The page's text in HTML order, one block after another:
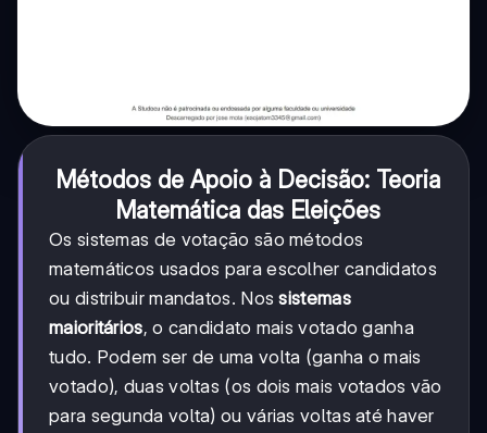
Métodos de Apoio à Decisão: Teoria
Matemática das Eleições
Os sistemas de votação são métodos
matemáticos usados para escolher candidatos
ou distribuir mandatos. Nossistemas
maioritários, o candidato mais votado ganha
tudo. Podem ser de uma volta (ganha o mais
votado), duas voltas (os dois mais votados vão
para segunda volta) ou várias voltas até haver